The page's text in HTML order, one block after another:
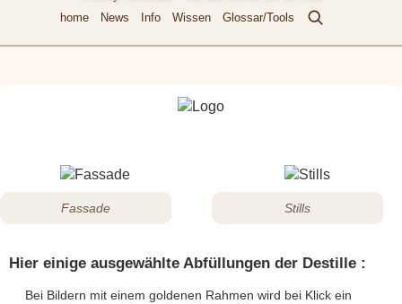
home News Info Wissen Glossar/Tools
Fassade Stills
Hier einige ausgewählte Abfüllungen der Destille :
Bei Bildern mit einem goldenen Rahmen wird bei Klick ein